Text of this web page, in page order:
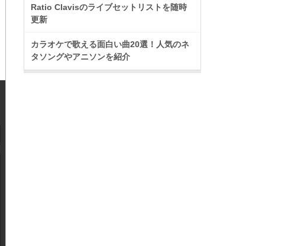
Ratio Clavisのライブセットリストを随時
更新
カラオケで歌える面白い曲20選！人気のネ
タソングやアニソンを紹介